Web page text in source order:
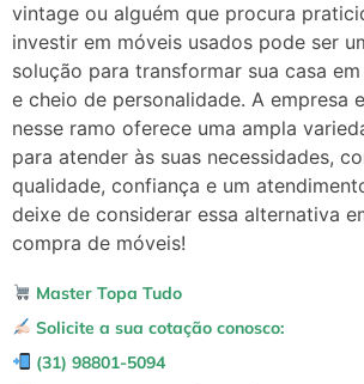
vintage ou alguém que procura
investir em móveis usados pode ser
solução para transformar sua casa em
e cheio de personalidade. A empresa
nesse ramo oferece uma ampla
para atender às suas necessidades,
qualidade, confiança e um
deixe de considerar essa alternativa
compra de móveis!
Master Topa Tudo
Solicite a sua cotação conosco:
(31) 98801-5094